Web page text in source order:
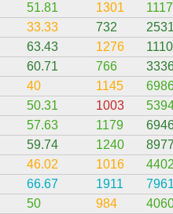
51.81 1301
33.33 732
63.43 1276
60.71 766
40 1145
50.31 1003
57.63 1179
59.74 1240
46.02 1016
66.67 1911
50 984